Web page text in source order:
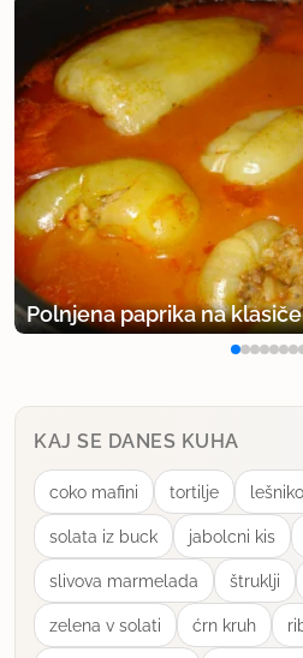
Polnjena paprika na
KAJ SE DANES KUHA
coko mafini tortilje
solata iz buck jabolcni kis
slivova marmelada štruklji
zelena v solati ćrn kruh